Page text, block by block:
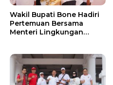
Wakil Bupati Bone Hadiri
Pertemuan Bersama
Menteri Lingkungan
PSEL